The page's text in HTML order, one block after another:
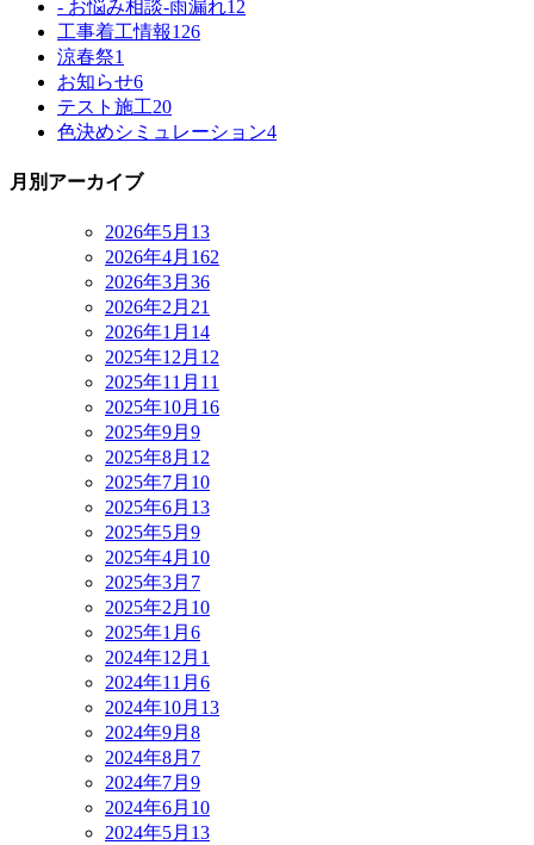
- お悩み相談-雨漏れ12
工事着工情報126
涼春祭1
お知らせ6
テスト施工20
色決めシミュレーション4
月別アーカイブ
2026年5月 13
2026年4月 162
2026年3月 36
2026年2月 21
2026年1月 14
2025年12月 12
2025年11月 11
2025年10月 16
2025年9月 9
2025年8月 12
2025年7月 10
2025年6月 13
2025年5月 9
2025年4月 10
2025年3月 7
2025年2月 10
2025年1月 6
2024年12月 1
2024年11月 6
2024年10月 13
2024年9月 8
2024年8月 7
2024年7月 9
2024年6月 10
2024年5月 13